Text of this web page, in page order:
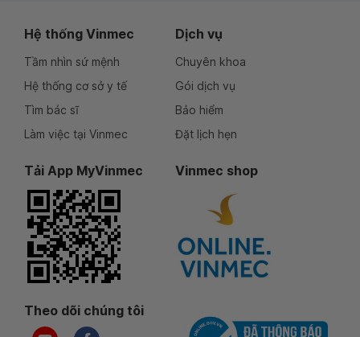
Hệ thống Vinmec
Tầm nhìn sứ mệnh
Hệ thống cơ sở y tế
Tìm bác sĩ
Làm việc tại Vinmec
Dịch vụ
Chuyên khoa
Gói dịch vụ
Bảo hiểm
Đặt lịch hẹn
Tải App MyVinmec Vinmec shop
Theo dõi chúng tôi